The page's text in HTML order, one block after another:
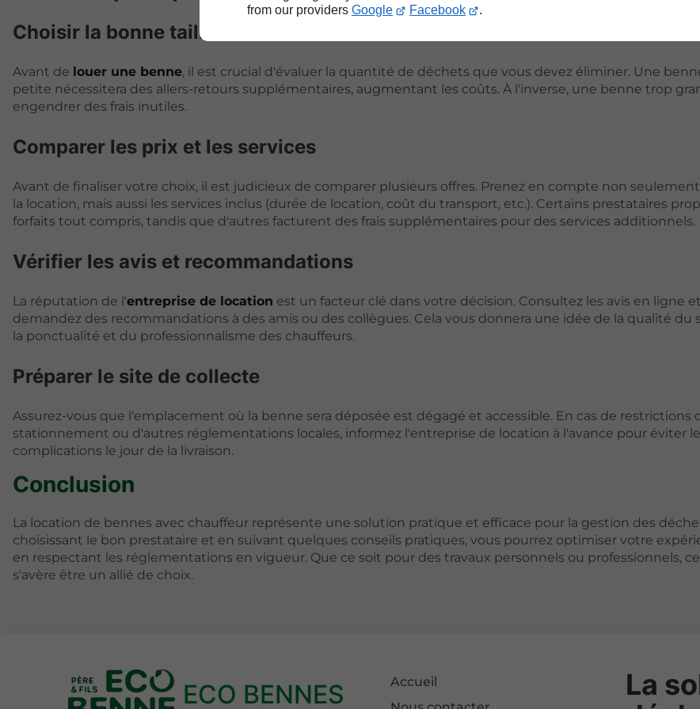
from our providers Google Facebook .
Choisir la bonne taille de benne
Avant de louer une benne, il est crucial d'évaluer la quantité de déchets que vous devez éliminer. Une
petite nécessitera des allers-retours supplémentaires, augmentant les coûts. À l'inverse, une benne trop
engendrer des frais inutiles.
Comparer les prix et les services
Avant de finaliser votre choix, il est judicieux de comparer plusieurs offres. Prenez en compte non
la location, mais aussi les services inclus (durée de location, coût du transport, etc.). Certains prestataires
forfaits tout compris, tandis que d'autres facturent des frais supplémentaires pour des services additionnels.
Vérifier les avis et recommandations
La réputation de l'entreprise de location est un facteur clé dans votre décision. Consultez les avis en ligne et
demandez des recommandations à des amis ou des collègues. Cela vous donnera une idée de la qualité du
la ponctualité et du professionnalisme des chauffeurs.
Préparer le site de collecte
Assurez-vous que l'emplacement où la benne sera déposée est dégagé et accessible. En cas de restrictions
stationnement ou d'autres réglementations locales, informez l'entreprise de location à l'avance pour éviter
complications le jour de la livraison.
Conclusion
La location de bennes avec chauffeur représente une solution pratique et efficace pour la gestion des
choisissant le bon prestataire et en suivant quelques conseils pratiques, vous pourrez optimiser votre
en respectant les réglementations en vigueur. Que ce soit pour des travaux personnels ou professionnels,
s'avère être un allié de choix.
ECO BENNES
Accueil
La